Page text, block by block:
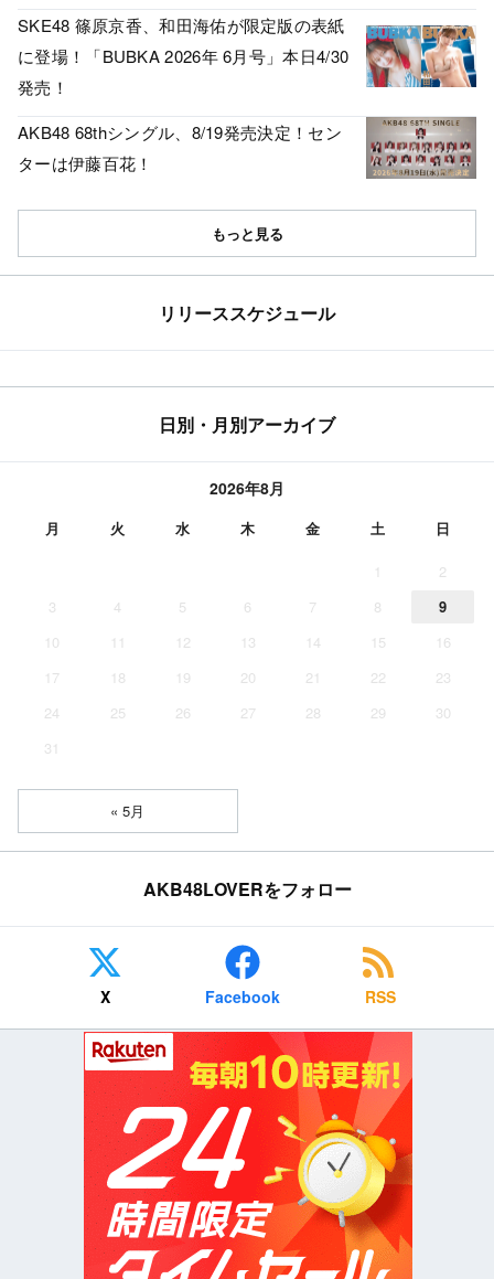
SKE48 篠原京香、和田海佑が限定版の表紙
に登場！「BUBKA 2026年 6月号」本日4/30
発売！
AKB48 68thシングル、8/19発売決定！セン
ターは伊藤百花！
もっと見る
リリーススケジュール
日別・月別アーカイブ
2026年8月
月 火 水 木 金 土 日
1
2
3
4 5 6 7 8
9
10
11 12 13 14 15
16
17
18 19 20 21 22
23
24
25 26 27 28 29
30
31
« 5月
AKB48LOVERをフォロー
X Facebook RSS